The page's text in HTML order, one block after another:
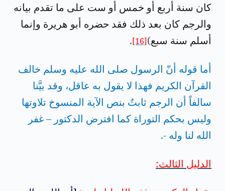
كان سنة أربع أو خمس أو ست على ما تقدم بيانه
والرجم كان بعد ذلك فقد حضره أبو هريرة وإنما
أسلم سنة سبع)
[16]
.
أما قوله أنّ الرسول صلى الله عليه وسلم خالف
القرآن الكريم فهذا لا يقول به عاقل، وقد بيَّنا
سالفاً أن الرجم ثابتٌ بنص الآية المنسوخ تلاوتها
وليس بحكم التوراة كما افترض الدكتور – غفر
الله لنا وله -.
الدليل الثالث: